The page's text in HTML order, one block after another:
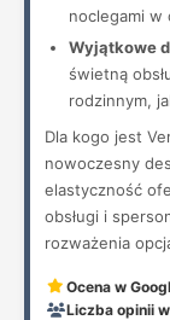
noclegami w
Wyjątkowe
świetną
rodzinnym,
Dla kogo jest
nowoczesny
elastyczność
obsługi i
rozważenia
Ocena w
Liczba opinii